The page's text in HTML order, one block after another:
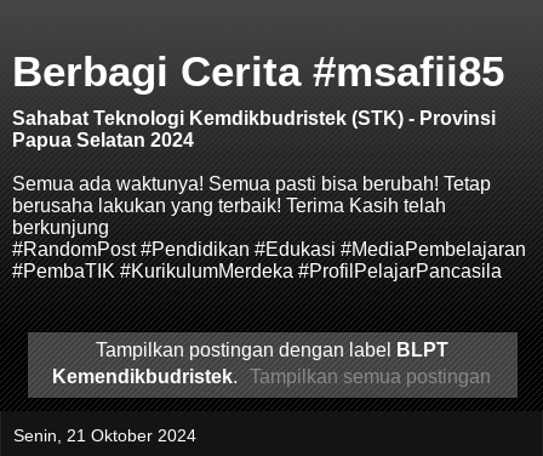
Berbagi Cerita #msafii85
Sahabat Teknologi Kemdikbudristek (STK) - Provinsi
Papua Selatan 2024
Semua ada waktunya! Semua pasti bisa berubah! Tetap
berusaha lakukan yang terbaik! Terima Kasih telah
berkunjung
#RandomPost #Pendidikan #Edukasi #MediaPembelajaran
#PembaTIK #KurikulumMerdeka #ProfilPelajarPancasila
Tampilkan postingan dengan labelBLPT
Kemendikbudristek. Tampilkan semua postingan
Senin, 21 Oktober 2024